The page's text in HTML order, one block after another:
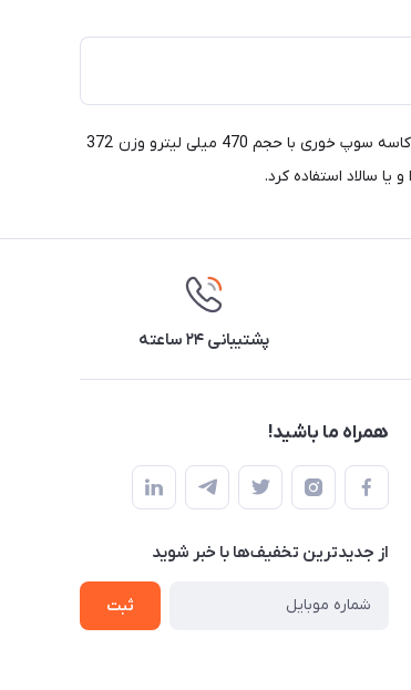
کاسه سوپ خوری بلینک مکس مجموعه 3 عددی شامل3 عدد کاسه ساده به ارتفاع 9سانتی متر، قطر دهانه 11 سانتی متر و طول 17 سانتی متر می باشد. این کاسه سوپ خوری با حجم 470 میلی لیترو وزن 372
پشتیبانی ۲۴ ساعته
همراه ما باشید!
از جدید‌ترین تخفیف‌ها با‌ خبر شوید
ثبت